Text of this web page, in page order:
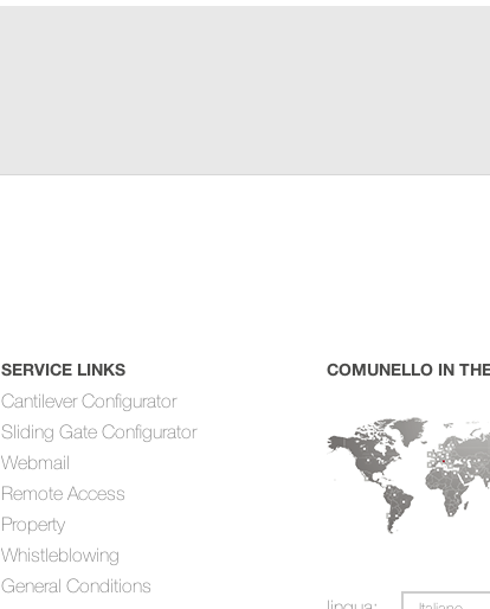
SERVICE LINKS
Cantilever Configurator
Sliding Gate Configurator
Webmail
Remote Access
Property
Whistleblowing
General Conditions
COMUNELLO IN